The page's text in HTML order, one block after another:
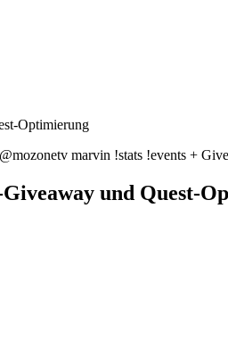
Optimierung
marvin !stats !events +
und Quest-